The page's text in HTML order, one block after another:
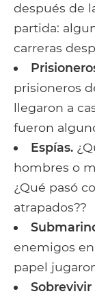
después de
partida:
carreras
prisioneros
llegaron a
fueron
Espías.
hombres o
¿Qué pasó
atrapados??
enemigos
papel